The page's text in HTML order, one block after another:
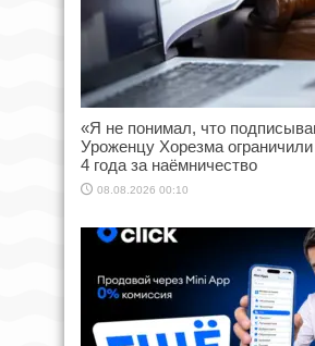
«Я не понимал, что
Уроженцу Хорезма
4 года за наёмничество
08.08.2026 00:10